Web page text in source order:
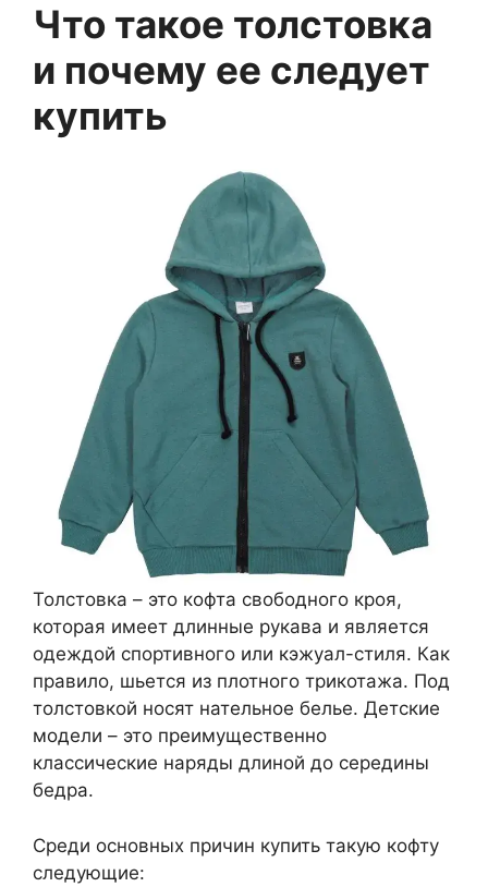
Что такое толстовка
и почему ее следует
купить
Толстовка – это кофта свободного кроя,
которая имеет длинные рукава и является
одеждой спортивного или кэжуал-стиля. Как
правило, шьется из плотного трикотажа. Под
толстовкой носят нательное белье. Детские
модели – это преимущественно
классические наряды длиной до середины
бедра.
Среди основных причин купить такую кофту
следующие: